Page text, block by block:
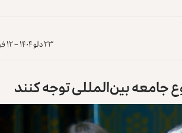
۲۳ دلو ۱۴۰۴ – ۱۲ فبر ۲۰۲۶
جامعه بین‌المللی توجه کنند